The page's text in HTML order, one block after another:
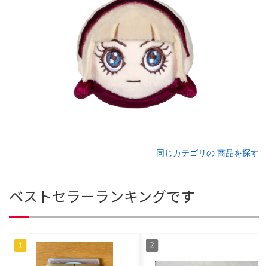
同じカテゴリの 商品を探す
ベストセラーランキングです